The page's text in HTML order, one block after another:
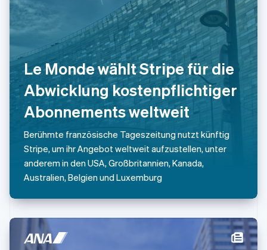
Le Monde wählt Stripe für die
Abwicklung kostenpflichtiger
Abonnements weltweit
Berühmte französische Tageszeitung nutzt künftig
Stripe, um ihr Angebot weltweit aufzustellen, unter
anderem in den USA, Großbritannien, Kanada,
Australien, Belgien und Luxemburg
Malta
Mexiko
Español English
Neuseeland
English
Niederlande
Nederlands
Norwegen
Österreich
Deutsch English
Polen
English
Portugal
PortuguêsEnglish
English
Schweden
Svenska